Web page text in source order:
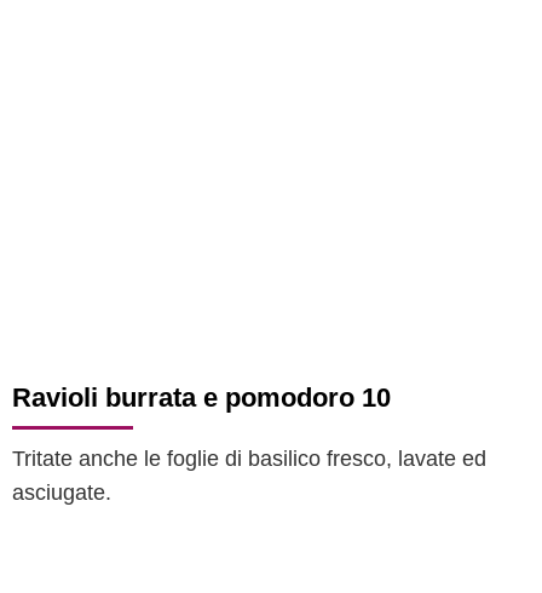
Ravioli burrata e pomodoro 10
Tritate anche le foglie di basilico fresco, lavate ed
asciugate.